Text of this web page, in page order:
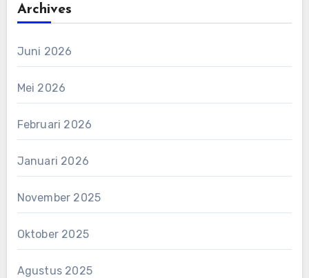
Archives
Juni 2026
Mei 2026
Februari 2026
Januari 2026
November 2025
Oktober 2025
Agustus 2025